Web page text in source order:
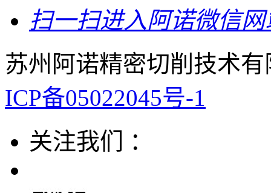
扫一扫进入阿诺微信网
苏州阿诺精密切削技术
ICP备05022045号-1
关注我们 ：